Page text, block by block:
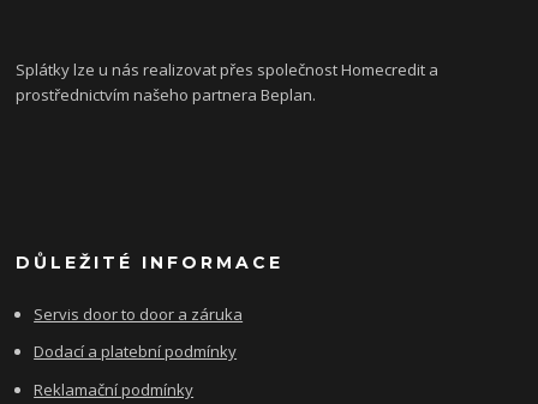
Splátky lze u nás realizovat přes společnost Homecredit a
prostřednictvím našeho partnera Beplan.
DŮLEŽITÉ INFORMACE
Servis door to door a záruka
Dodací a platební podmínky
Reklamační podmínky